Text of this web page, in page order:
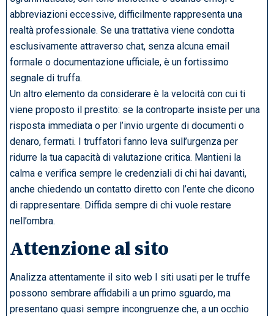
abbreviazioni eccessive, difficilmente rappresenta una
realtà professionale. Se una trattativa viene condotta
esclusivamente attraverso chat, senza alcuna email
formale o documentazione ufficiale, è un fortissimo
segnale di truffa.
Un altro elemento da considerare è la velocità con cui ti
viene proposto il prestito: se la controparte insiste per una
risposta immediata o per l’invio urgente di documenti o
denaro, fermati. I truffatori fanno leva sull’urgenza per
ridurre la tua capacità di valutazione critica. Mantieni la
calma e verifica sempre le credenziali di chi hai davanti,
anche chiedendo un contatto diretto con l’ente che dicono
di rappresentare. Diffida sempre di chi vuole restare
nell’ombra.
Attenzione al sito
Analizza attentamente il sito web I siti usati per le truffe
possono sembrare affidabili a un primo sguardo, ma
presentano quasi sempre incongruenze che, a un occhio